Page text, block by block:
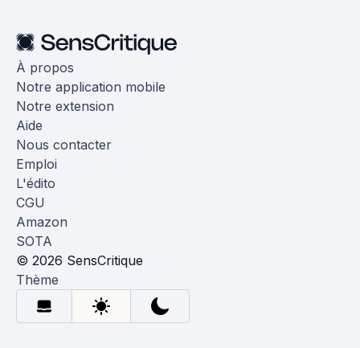
À propos
Notre application mobile
Notre extension
Aide
Nous contacter
Emploi
L'édito
CGU
Amazon
SOTA
© 2026 SensCritique
Thème